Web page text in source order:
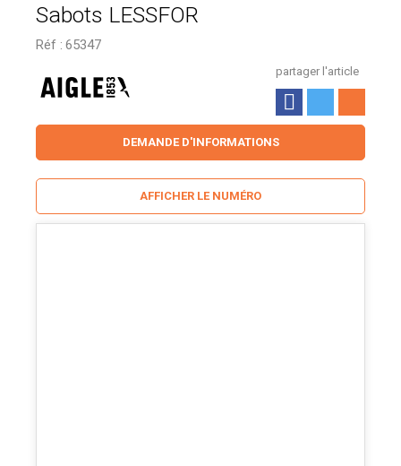
Sabots LESSFOR
Réf : 65347
partager l'article
DEMANDE D'INFORMATIONS
AFFICHER LE NUMÉRO